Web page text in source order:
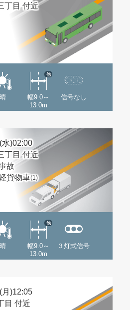
丁目 付近
晴
幅9.0～
13.0m
他
信号なし
水)02:00
丁目 付近
故
貨物車(1)
晴
幅9.0～
13.0m
他
３灯式信号
月)12:05
目 付近